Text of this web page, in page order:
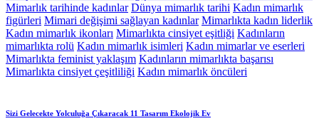
Mimarlık tarihinde kadınlar Dünya mimarlık tarihi Kadın mimarlık
figürleri Mimari değişimi sağlayan kadınlar Mimarlıkta kadın liderlik
Kadın mimarlık ikonları Mimarlıkta cinsiyet eşitliği Kadınların
mimarlıkta rolü Kadın mimarlık isimleri Kadın mimarlar ve eserleri
Mimarlıkta feminist yaklaşım Kadınların mimarlıkta başarısı
Mimarlıkta cinsiyet çeşitliliği Kadın mimarlık öncüleri
Sizi Gelecekte Yolculuğa Çıkaracak 11 Tasarım Ekolojik Ev